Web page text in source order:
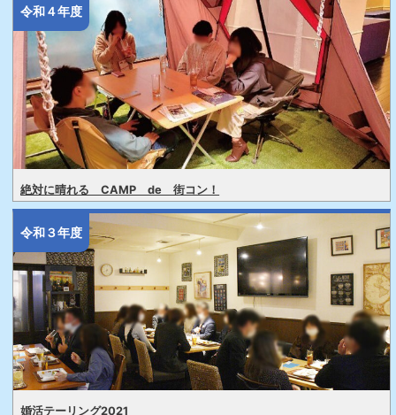
令和４年度
絶対に晴れる CAMP de 街コン！
令和３年度
婚活テーリング2021